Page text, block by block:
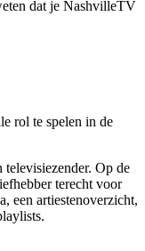
dat je NashvilleTV
rol te spelen in de
Op de
terecht voor
een artiestenoverzicht,